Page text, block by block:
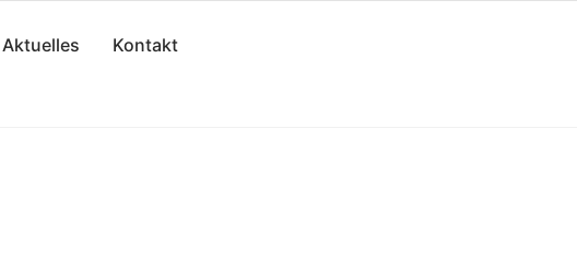
Aktuelles Kontakt